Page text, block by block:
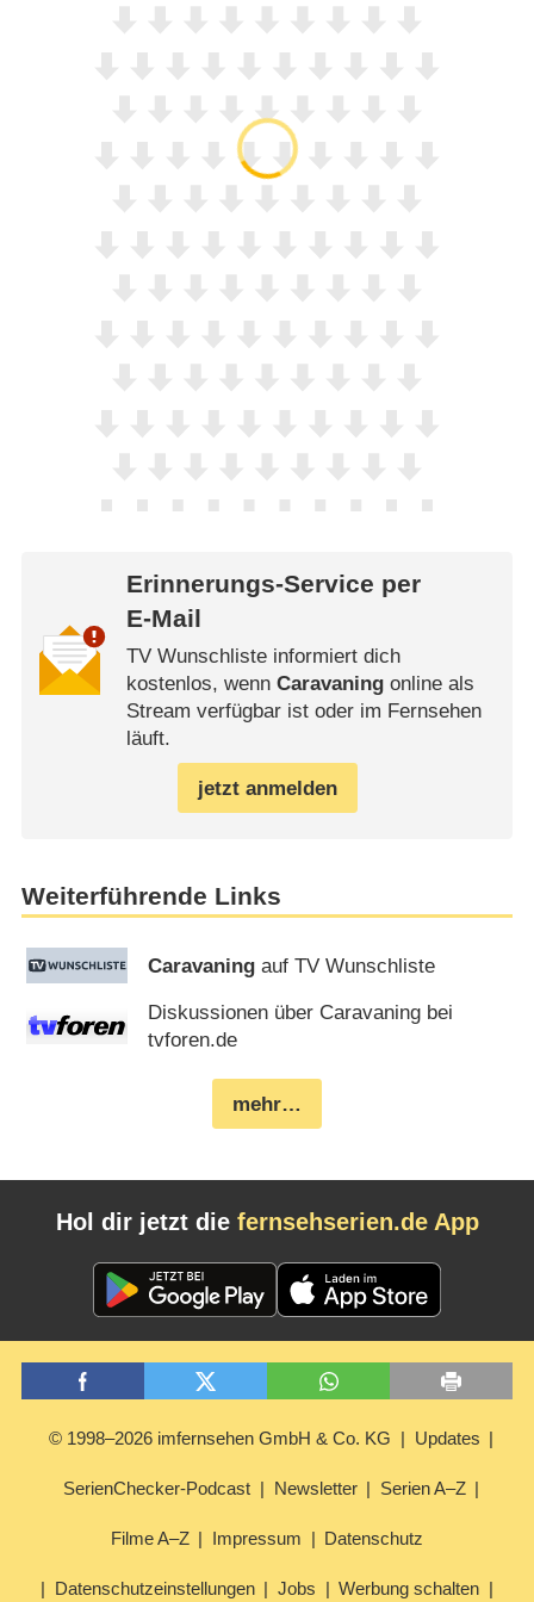
Erinnerungs-Service per
E-Mail
TV Wunschliste informiert dich
kostenlos, wenn Caravaningonline als
Stream verfügbar ist oder im Fernsehen
läuft.
jetzt anmelden
Weiterführende Links
Caravaning auf TV Wunschliste
Diskussionen über Caravaning bei
tvforen.de
mehr…
Hol dir jetzt die fernsehserien.de App
© 1998–2026 imfernsehen GmbH & Co. KG Updates
SerienChecker-Podcast Newsletter Serien A–Z
Filme A–Z Impressum Datenschutz
Datenschutzeinstellungen Jobs Werbung schalten